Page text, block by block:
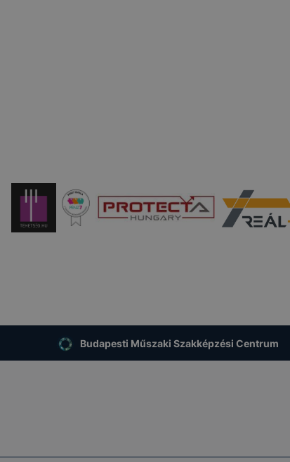
Budapesti Műszaki Szakképzési Centrum